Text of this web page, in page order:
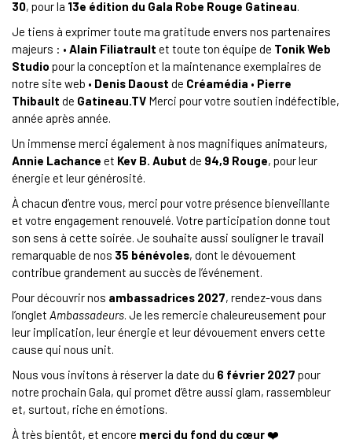
30, pour la 13e édition du Gala Robe Rouge Gatineau.
Je tiens à exprimer toute ma gratitude envers nos partenaires
majeurs : • Alain Filiatrault et toute ton équipe de Tonik Web
Studio pour la conception et la maintenance exemplaires de
notre site web • Denis Daoust de Créamédia • Pierre
Thibault de Gatineau.TV Merci pour votre soutien indéfectible,
année après année.
Un immense merci également à nos magnifiques animateurs,
Annie Lachance et Kev B. Aubut de 94,9 Rouge, pour leur
énergie et leur générosité.
À chacun d’entre vous, merci pour votre présence bienveillante
et votre engagement renouvelé. Votre participation donne tout
son sens à cette soirée. Je souhaite aussi souligner le travail
remarquable de nos 35 bénévoles, dont le dévouement
contribue grandement au succès de l’événement.
Pour découvrir nos ambassadrices 2027, rendez-vous dans
l’onglet Ambassadeurs. Je les remercie chaleureusement pour
leur implication, leur énergie et leur dévouement envers cette
cause qui nous unit.
Nous vous invitons à réserver la date du 6 février 2027 pour
notre prochain Gala, qui promet d’être aussi glam, rassembleur
et, surtout, riche en émotions.
À très bientôt, et encore merci du fond du cœur❤️